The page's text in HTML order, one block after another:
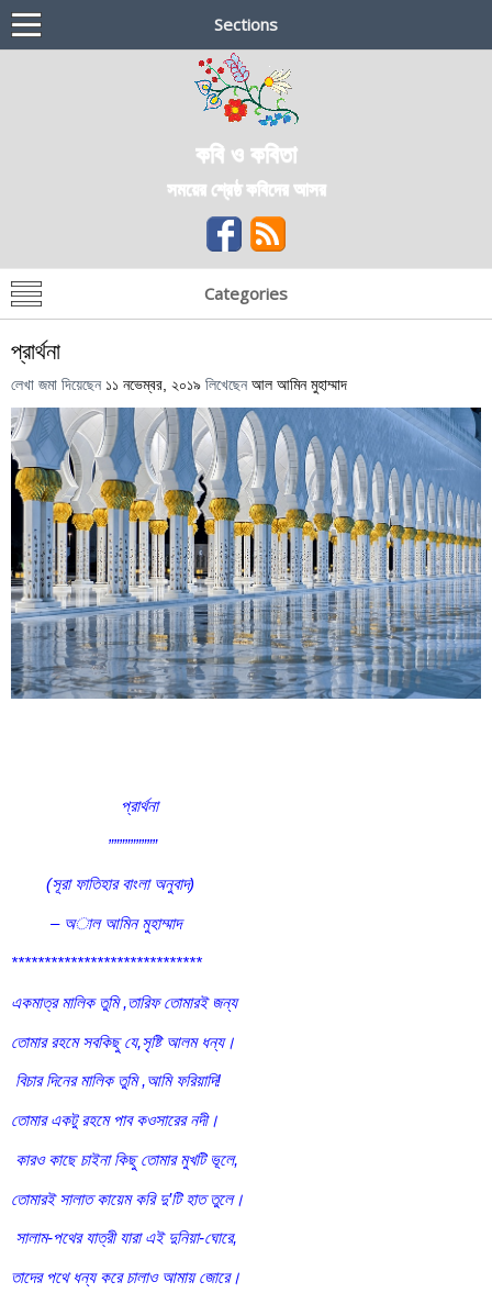
Sections
কবি ও কবিতা
সময়ের শ্রেষ্ঠ কবিদের আসর
Categories
প্রার্থনা
লেখা জমা দিয়েছেন ১১ নভেম্বর, ২০১৯ লিখেছেন আল আমিন মুহাম্মাদ
প্রার্থনা
”””””””””
(সূরা ফাতিহার বাংলা অনুবাদ)
– অাল আমিন মুহাম্মাদ
*****************************
একমাত্র মালিক তুমি ,তারিফ তোমারই জন্য
তোমার রহমে সবকিছু যে,সৃষ্টি আলম ধন্য।
বিচার দিনের মালিক তুমি ,আমি ফরিয়াদি!
তোমার একটু রহমে পাব কওসারের নদী।
কারও কাছে চাইনা কিছু তোমার মুখটি ভূলে,
তোমারই সালাত কায়েম করি দু’টি হাত তুলে।
সালাম-পথের যাত্রী যারা এই দুনিয়া-ঘোরে,
তাদের পথে ধন্য করে চালাও আমায় জোরে।